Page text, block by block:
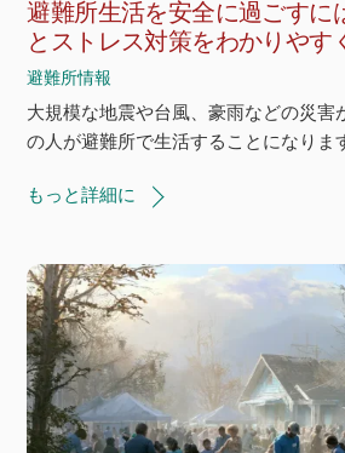
避難所生活を安全に過ごすに
とストレス対策をわかりやす
避難所情報
大規模な地震や台風、豪雨などの災害
の人が避難所で生活することになりま
もっと詳細に